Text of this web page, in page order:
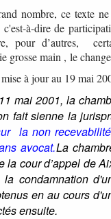
nombre, ce texte
à-dire de
pour d’autres,
grosse main , le
mise à jour au 19 mai
mai 2001, la
fait sienne la
la non
avocat.La
la cour d’appel de
la condamnation
en au cours
ensuite.